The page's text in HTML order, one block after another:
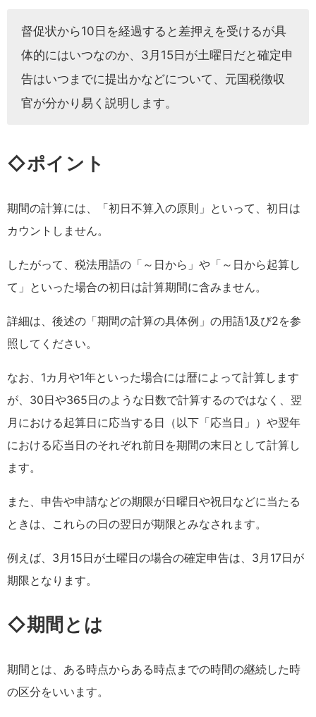
督促状から10日を経過すると差押えを受けるが具
体的にはいつなのか、3月15日が土曜日だと確定申
告はいつまでに提出かなどについて、元国税徴収
官が分かり易く説明します。
◇ポイント
期間の計算には、「初日不算入の原則」といって、初日は
カウントしません。
したがって、税法用語の「～日から」や「～日から起算し
て」といった場合の初日は計算期間に含みません。
詳細は、後述の「期間の計算の具体例」の用語1及び2を参
照してください。
なお、1カ月や1年といった場合には暦によって計算します
が、30日や365日のような日数で計算するのではなく、翌
月における起算日に応当する日（以下「応当日」）や翌年
における応当日のそれぞれ前日を期間の末日として計算し
ます。
また、申告や申請などの期限が日曜日や祝日などに当たる
ときは、これらの日の翌日が期限とみなされます。
例えば、3月15日が土曜日の場合の確定申告は、3月17日が
期限となります。
◇期間とは
期間とは、ある時点からある時点までの時間の継続した時
の区分をいいます。